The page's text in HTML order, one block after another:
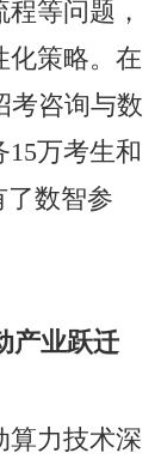
等问题，
化策略。在
考咨询与数
万考生和
了数智参
业跃迁
力技术深